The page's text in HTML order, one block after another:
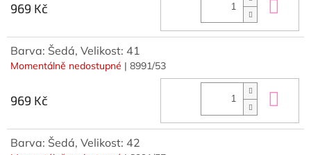
969 Kč
Barva: Šedá, Velikost: 41
Momentálně nedostupné | 8991/53
969 Kč
Barva: Šedá, Velikost: 42